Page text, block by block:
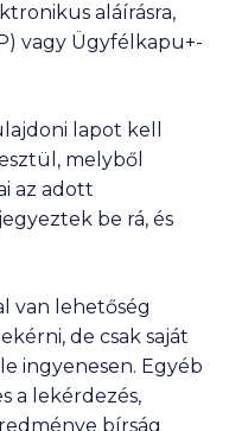
aláírásra,
vagy Ügyfélkapu+-
lapot kell
melyből
az adott
be rá, és
van lehetőség
de csak saját
ingyenesen. Egyéb
a lekérdezés,
bírság